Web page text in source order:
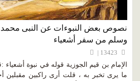
نصوص بعض النبوءات عن النبى محمد
وسلم من سفر أشعياء
الإمام بن قيم الجوزية قوله في نبوة أشعياء
ما يرى تخبر به ، قلت أرى راكبين مقبلين